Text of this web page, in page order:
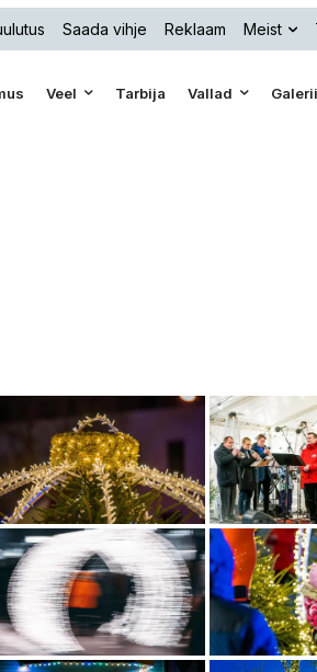
Saada vihje Reklaam Meist
Veel Tarbija Vallad Galerii